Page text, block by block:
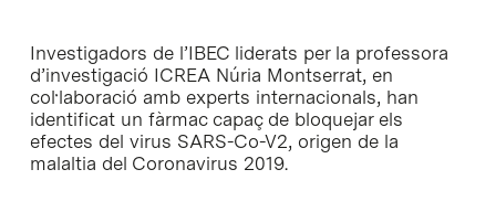
Investigadors de l’IBEC liderats per la professora
d’investigació ICREA Núria Montserrat, en
col·laboració amb experts internacionals, han
identificat un fàrmac capaç de bloquejar els
efectes del virus SARS-Co-V2, origen de la
malaltia del Coronavirus 2019.